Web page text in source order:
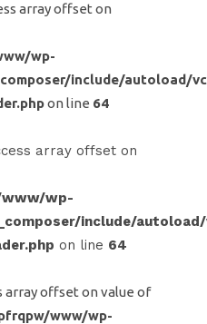
array offset on
wp-
include/autoload/
on line 64
array offset on
wp-
include/
on line 64
array offset on value of
www/wp-